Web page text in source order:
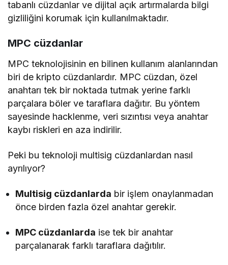
tabanlı cüzdanlar ve dijital açık artırmalarda bilgi
gizliliğini korumak için kullanılmaktadır.
MPC cüzdanlar
MPC teknolojisinin en bilinen kullanım alanlarından
biri de kripto cüzdanlardır. MPC cüzdan, özel
anahtarı tek bir noktada tutmak yerine farklı
parçalara böler ve taraflara dağıtır. Bu yöntem
sayesinde hacklenme, veri sızıntısı veya anahtar
kaybı riskleri en aza indirilir.
Peki bu teknoloji multisig cüzdanlardan nasıl
ayrılıyor?
Multisig cüzdanlarda bir işlem onaylanmadan
önce birden fazla özel anahtar gerekir.
MPC cüzdanlarda ise tek bir anahtar
parçalanarak farklı taraflara dağıtılır.